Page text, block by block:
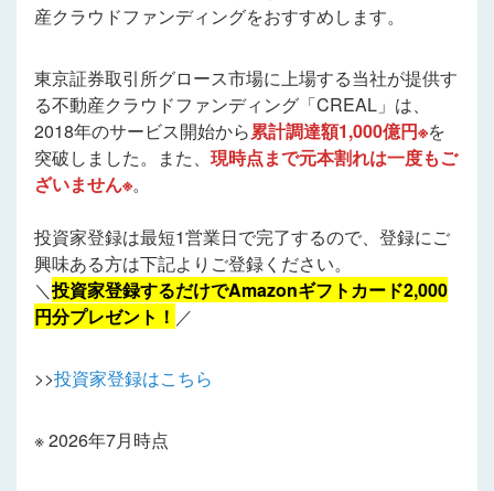
産クラウドファンディングをおすすめします。
東京証券取引所グロース市場に上場する当社が提供す
る不動産クラウドファンディング「CREAL」は、
2018年のサービス開始から累計調達額1,000億円※を
突破しました。また、 現時点まで元本割れは一度もご
ざいません※。
投資家登録は最短1営業日で完了するので、登録にご
興味ある方は下記よりご登録ください。
＼投資家登録するだけでAmazonギフトカード2,000
円分プレゼント！ ／
>>投資家登録はこちら
※ 2026年7月時点